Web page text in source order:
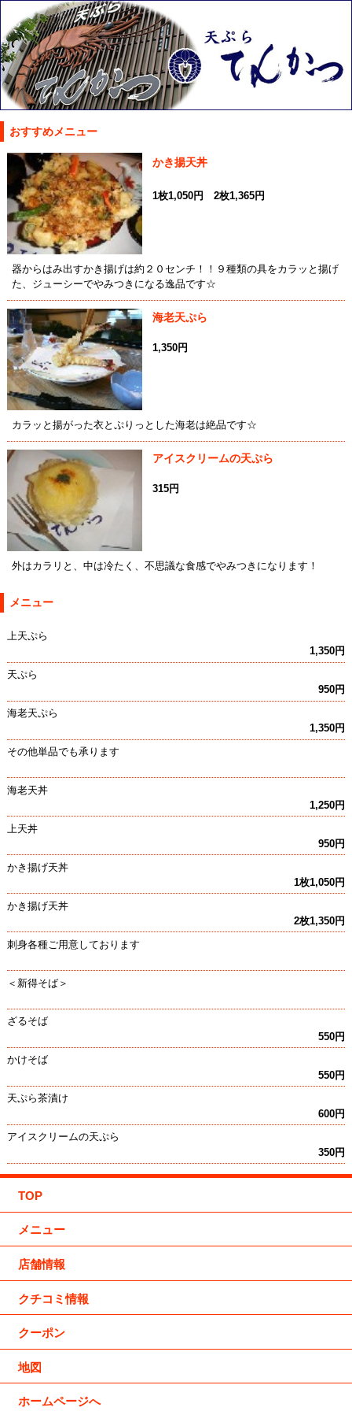
おすすめメニュー
かき揚天丼
1枚1,050円 2枚1,365円
器からはみ出すかき揚げは約２０センチ！！９種類の具をカラッと揚げ
た、ジューシーでやみつきになる逸品です☆
海老天ぷら
1,350円
カラッと揚がった衣とぷりっとした海老は絶品です☆
アイスクリームの天ぷら
315円
外はカラリと、中は冷たく、不思議な食感でやみつきになります！
メニュー
上天ぷら
1,350円
天ぷら
950円
海老天ぷら
1,350円
その他単品でも承ります
海老天丼
1,250円
上天丼
950円
かき揚げ天丼
1枚1,050円
かき揚げ天丼
2枚1,350円
刺身各種ご用意しております
＜新得そば＞
ざるそば
550円
かけそば
550円
天ぷら茶漬け
600円
アイスクリームの天ぷら
350円
TOP
メニュー
店舗情報
クチコミ情報
クーポン
地図
ホームページへ